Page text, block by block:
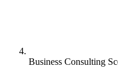
Business Consulting